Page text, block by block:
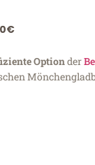
Optionder